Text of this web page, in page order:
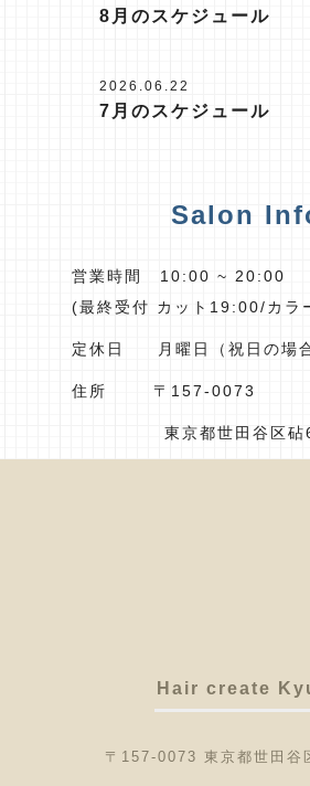
8月のスケジュール
2026.06.22
7月のスケジュール
Salon
営業時間 10:00 ~ 20:00
(最終受付 カット19:00/カラ
定休日 月曜日（祝日の場合
住所 〒157-0073
東京都世田谷区砧
Hair create
〒157-0073 東京都世田谷